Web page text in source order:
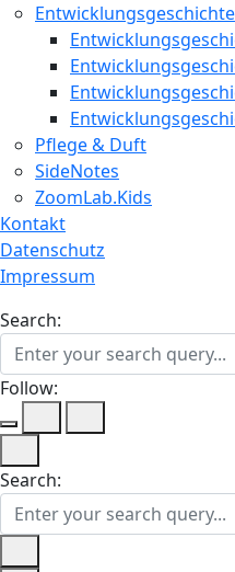
Entwicklungsgeschichte
Pflege & Duft
SideNotes
ZoomLab.Kids
Kontakt
Datenschutz
Impressum
Search:
Follow:
Search: